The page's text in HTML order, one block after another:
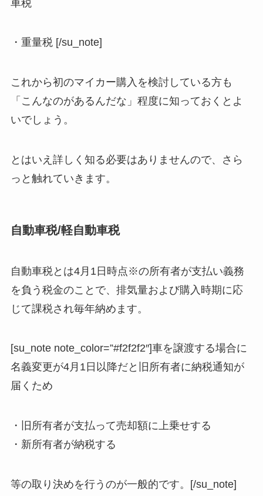
車税
・重量税 [/su_note]
これから初のマイカー購入を検討している方も
「こんなのがあるんだな」程度に知っておくとよ
いでしょう。
とはいえ詳しく知る必要はありませんので、さら
っと触れていきます。
自動車税/軽自動車税
自動車税とは4月1日時点※の所有者が支払い義務
を負う税金のことで、排気量および購入時期に応
じて課税され毎年納めます。
[su_note note_color=”#f2f2f2″]車を譲渡する場合に
名義変更が4月1日以降だと旧所有者に納税通知が
届くため
・旧所有者が支払って売却額に上乗せする
・新所有者が納税する
等の取り決めを行うのが一般的です。[/su_note]